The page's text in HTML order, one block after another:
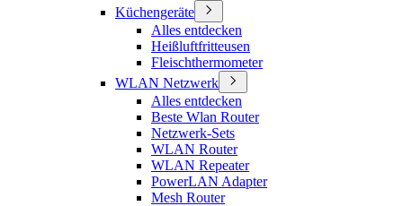
Küchengeräte
Alles entdecken
Heißluftfritteusen
Fleischthermometer
WLAN Netzwerk
Alles entdecken
Beste Wlan Router
Netzwerk-Sets
WLAN Router
WLAN Repeater
PowerLAN Adapter
Mesh Router